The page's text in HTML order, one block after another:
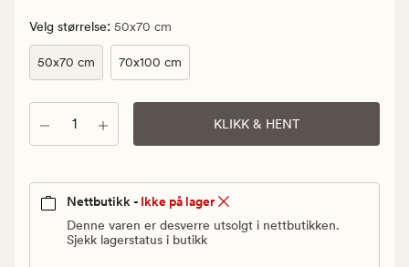
Velg størrelse: 50x70 cm
50x70 cm 70x100 cm
Antall KLIKK & HENT
Nettbutikk - Ikke på lager
Denne varen er desverre utsolgt i nettbutikken.
Sjekk lagerstatus i butikk